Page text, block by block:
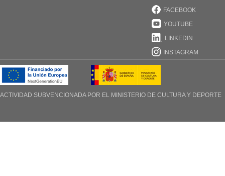
FACEBOOK
YOUTUBE
LINKEDIN
INSTAGRAM
ACTIVIDAD SUBVENCIONADA POR EL MINISTERIO DE CULTURA Y DEPORTE